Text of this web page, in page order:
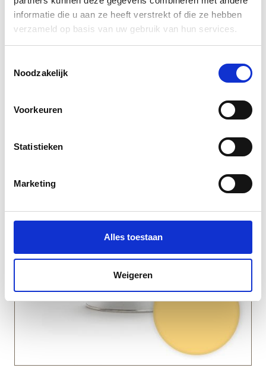
informatie die u aan ze heeft verstrekt of die ze hebben
verzameld op basis van uw gebruik van hun services.
Noodzakelijk
Voorkeuren
Statistieken
Marketing
Alles toestaan
Weigeren
100% natuurlijke Lijnolieverf | Zeemist |
vanaf€20,91